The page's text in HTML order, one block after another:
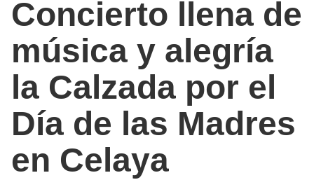
Concierto llena de
música y alegría
la Calzada por el
Día de las Madres
en Celaya